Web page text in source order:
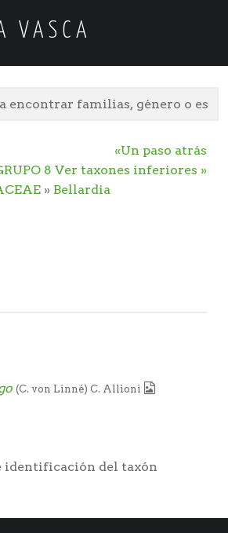
VASCA
«Un paso atrás
Ver taxones inferiores »
8
» Bellardia
(C. von Linné) C. Allioni
identificación del taxón